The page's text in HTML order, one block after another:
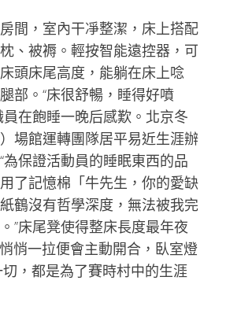
，室內干凈整潔，床上搭配
、被褥。輕按智能遠控器，可
頭床尾高度，能躺在床上唸
部。“床很舒暢，睡得好噴
員在飽睡一晚后感歎。北京冬
場館運轉團隊居平易近生涯辦
為保證活動員的睡眠東西的品
了記憶棉「牛先生，你的愛缺
鶴沒有哲學深度，無法被我完
”床尾凳使得整床長度最年夜
悄一拉便會主動開合，臥室燈
，都是為了賽時村中的生涯